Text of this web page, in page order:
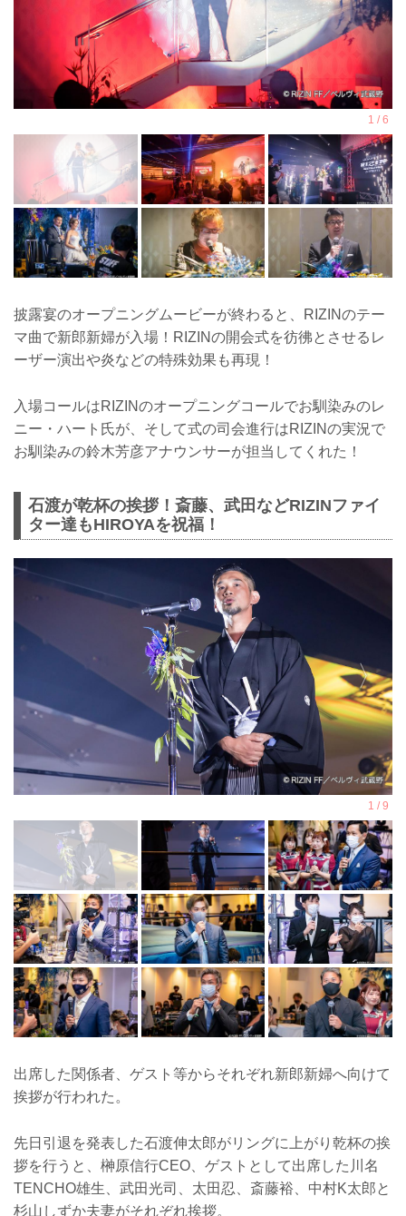
披露宴のオープニングムービーが終わると、RIZINのテー
マ曲で新郎新婦が入場！RIZINの開会式を彷彿とさせるレ
ーザー演出や炎などの特殊効果も再現！
入場コールはRIZINのオープニングコールでお馴染みのレ
ニー・ハート氏が、そして式の司会進行はRIZINの実況で
お馴染みの鈴木芳彦アナウンサーが担当してくれた！
石渡が乾杯の挨拶！斎藤、武田などRIZINファイ
ター達もHIROYAを祝福！
出席した関係者、ゲスト等からそれぞれ新郎新婦へ向けて
挨拶が行われた。
先日引退を発表した石渡伸太郎がリングに上がり乾杯の挨
拶を行うと、榊原信行CEO、ゲストとして出席した川名
TENCHO雄生、武田光司、太田忍、斎藤裕、中村K太郎と
杉山しずか夫妻がそれぞれ挨拶。